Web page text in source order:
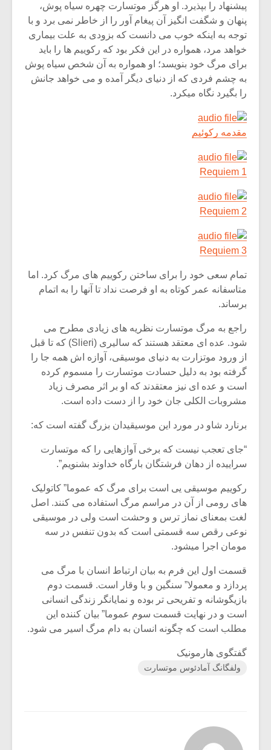
پیشنهاد را بپذیرد. او هرگز موتسارت چهره سیاه پوش،
پنهان و شگفت انگیز آن پیغام آور را از خاطر نمی برد و با
توجه به اینکه خوب می دانست که بزودی به علت بیماری
خواهد مرد، همواره در این فکر بود که رکوییم ها را باید
برای مرگ خود بنویسد؛ او همواره به آن شخص سیاه پوش
به چشم فردی که از دنیای دیگر آمده و می خواهد جانش
را بگیرد نگاه میکرد.
مقدمه رکوئیم
Requiem 1
Requiem 2
Requiem 3
تمام سعی خود را برای ساختن رکوییم های مرگ کرد. اما
متاسفانه عمر کوتاه به او فرصت نداد تا آنها را به اتمام
برساند.
راجع به مرگ موتسارت نظریه های زیادی مطرح می
شود. عده ای معتقد هستند که سالیری (Slieri) که تا قبل
از ورود موتزارت به دنیای موسیقی، آوازه اش همه جا را
گرفته بود به دلیل حسادت موتسارت را مسموم کرده
است و عده ای نیز معتقدند که او بر اثر مصرف زیاد
مشروبات الکلی جان خود را از دست داده است.
برنارد شاو در مورد این موسیقیدان بزرگ گفته است که:
“جای تعجب نیست که برخی آوازهایی را که موتسارت
سراییده از دهان فرشتگان بارگاه خداوند بشنویم”.
رکوییم موسیقی یی است برای مرگ که عموما” کاتولیک
های رومی از آن در مراسم مرگ استفاده می کنند. اصل
لغت بمعنای نماز ترس و وحشت است ولی در موسیقی
نوعی رقص سه قسمتی است که بدون تنفس در سه
مومان اجرا میشود.
قسمت اول این فرم به بیان ارتباط انسان با مرگ می
پردازد و معمولا” سنگین و با وقار است. قسمت دوم
بازیگوشانه و تفریحی تر بوده و نمایانگر زندگی انسانی
است و در نهایت قسمت سوم عموما” بیان کننده این
مطلب است که چگونه انسان به دام مرگ اسیر می شود.
گفتگوی هارمونیک
ولفگانگ آمادئوس موتسارت
بدنام ترین باش